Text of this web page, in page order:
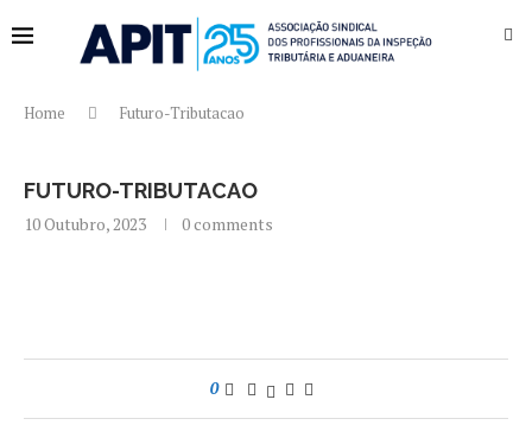
Home Futuro-Tributacao
FUTURO-TRIBUTACAO
10 Outubro, 2023 0 comments
0